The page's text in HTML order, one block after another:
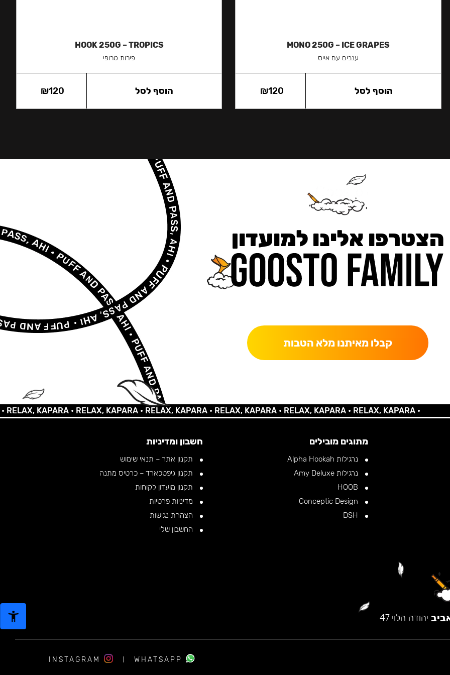
MONO 250G – ICE GRAPES
ענבים עם אייס
₪120 הוסף לסל
HOOK 250G – TROPICS
פירות טרופי
₪120 הוסף לסל
הצטרפו אלינו למועדון
קבלו מאיתנו מלא הטבות
KAPARA •RELAX, KAPARA •RELAX, KAPARA •RELAX, KAPARA •RELAX, KAPARA •RELAX, KAPARA •
מתוגים מובילים
נרגילות Alpha Hookah
נרגילות Amy Deluxe
חשבון ומדיניות
תקנון אתר – תנאי שימוש
תקנון גיפטכארד – כרטיס מתנה
תקנון מועדון לקוחות
מדיניות פרטיות
הצהרת נגישות
החשבון שלי
יהודה הלוי 47
WHATSAPP
INSTAGRAM